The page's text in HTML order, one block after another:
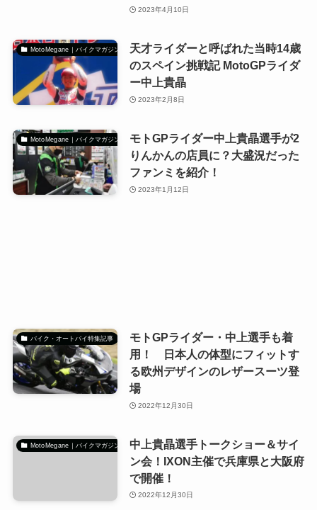
2023年4月10日
MotoMegane｜バイクマガジン
天才ライダーと呼ばれた当時14歳
のスペイン挑戦記 MotoGPライダ
ー中上貴晶
2023年2月8日
MotoMegane｜バイクマガジン
モトGPライダー中上貴晶選手が2
りんかんの店員に？大盛況だった
ファンミを紹介！
2023年1月12日
バイク・オートバイ特集記事
モトGPライダー・中上選手も着
用！ 日本人の体型にフィットす
る欧州デザインのレザースーツ登
場
2022年12月30日
MotoMegane｜バイクマガジン
中上貴晶選手トークショー＆サイ
ン会！IXON主催で兵庫県と大阪府
で開催！
2022年12月30日